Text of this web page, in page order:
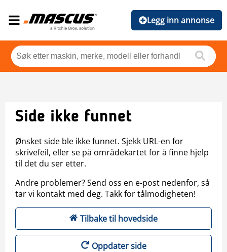
Legg inn annonse
Side ikke funnet
Ønsket side ble ikke funnet. Sjekk URL-en for
skrivefeil, eller se på områdekartet for å finne hjelp
til det du ser etter.
Andre problemer? Send oss en e-post nedenfor, så
tar vi kontakt med deg. Takk for tålmodigheten!
Tilbake til hovedside
Oppdater side